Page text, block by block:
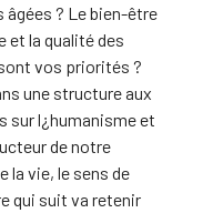
âgées ? Le bien-être
et la qualité des
vos priorités ?
une structure aux
sur l¿humanisme et
de notre
la vie, le sens de
qui suit va retenir